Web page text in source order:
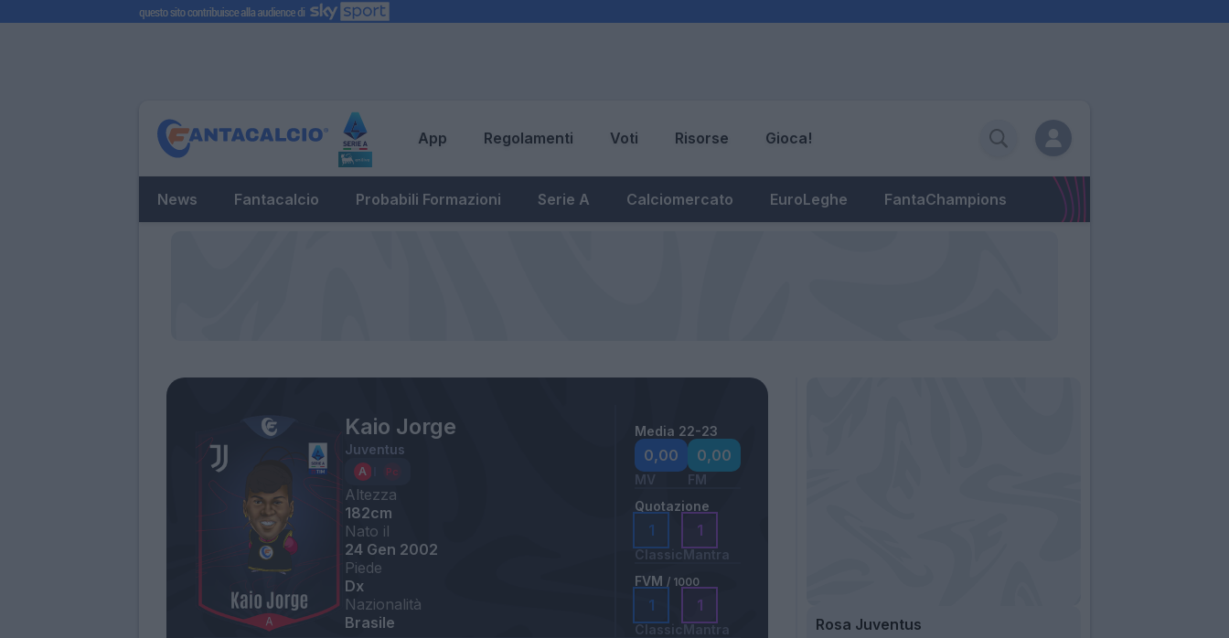
App Regolamenti Voti Risorse Gioca!
News Fantacalcio Probabili Formazioni Serie A Calciomercato EuroLeghe FantaChampions
Kaio Jorge
Juventus
Altezza
182cm
Nato il
24 Gen 2002
Piede
Dx
Nazionalità
Brasile
Media 22-23
0,00
MV
0,00
FM
Quotazione
1
Classic
1
Mantra
FVM / 1000
1
Classic
1
Mantra Rosa Juventus